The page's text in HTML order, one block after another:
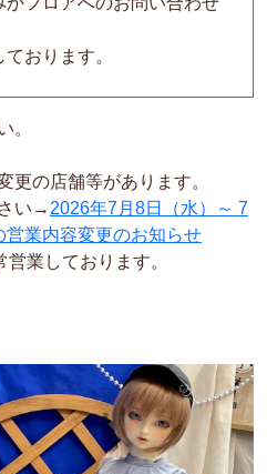
おります。
。
更の店舗等があります。
い→ 2026年7月8日（水）～ 7
営業内容変更のお知らせ
業しております。